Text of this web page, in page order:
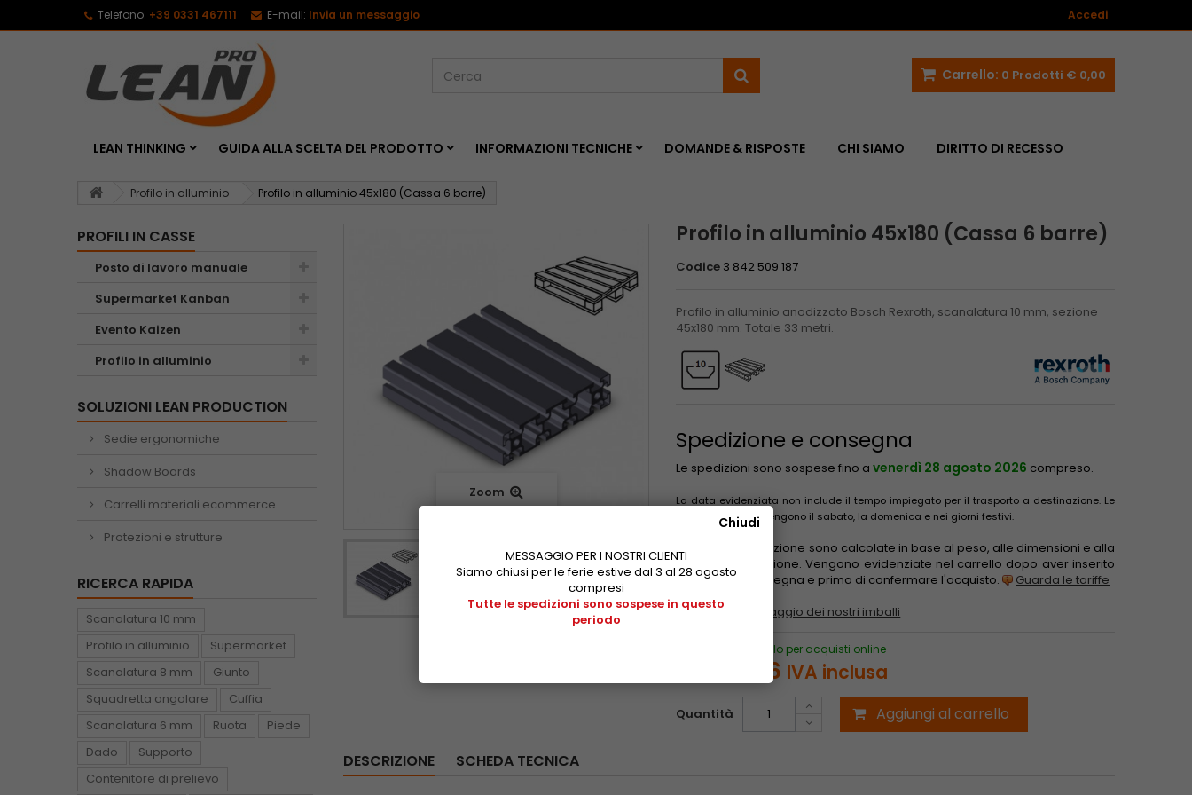
Chiudi
MESSAGGIO PER I NOSTRI CLIENTI
Siamo chiusi per le ferie estive dal 3 al 28 agosto
compresi
Tutte le spedizioni sono sospese in questo
periodo
Accedi
Telefono: +39 0331 467111 E-mail: Invia un messaggio
Carrello: 0 Prodotti € 0,00
LEAN THINKING GUIDA ALLA SCELTA DEL PRODOTTO INFORMAZIONI TECNICHE DOMANDE & RISPOSTE CHI SIAMO DIRITTO DI RECESSO
Profilo in alluminio Profilo in alluminio 45x180 (Cassa 6 barre)
PROFILI IN CASSE
Posto di lavoro manuale
Supermarket Kanban
Evento Kaizen
Profilo in alluminio
SOLUZIONI LEAN PRODUCTION
Sedie ergonomiche
Shadow Boards
Carrelli materiali ecommerce
Protezioni e strutture
RICERCA RAPIDA
Scanalatura 10 mm
Profilo in alluminio
Supermarket
Scanalatura 8 mm
Giunto
Squadretta angolare
Cuffia
Scanalatura 6 mm
Ruota
Piede
Dado
Supporto
Contenitore di prelievo
Zoom
Profilo in alluminio 45x180 (Cassa 6 barre)
Codice 3 842 509 187
Profilo in alluminio anodizzato Bosch Rexroth, scanalatura 10 mm, sezione
45x180 mm. Totale 33 metri.
Spedizione e consegna
Le spedizioni sono sospese fino avenerdì 28 agosto 2026 compreso.
La data evidenziata non include il tempo impiegato per il trasporto a destinazione. Le
consegne non avvengono il sabato, la domenica e nei giorni festivi.
Le tariffe di spedizione sono calcolate in base al peso, alle dimensioni e alla
zona di destinazione. Vengono evidenziate nel carrello dopo aver inserito
l'indirizzo di consegna e prima di confermare l'acquisto.
Guarda le tariffe
Guida al riciclaggio dei nostri imballi
Prezzo speciale solo per acquisti online
€ 7.125,96 IVA inclusa
Quantità Aggiungi al carrello
DESCRIZIONE SCHEDA TECNICA